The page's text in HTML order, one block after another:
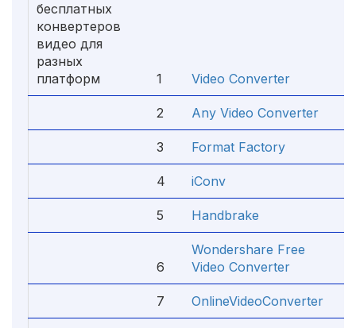
бесплатных
конвертеров
видео для
разных
платформ
1 Video Converter
2 Any Video Converter
3 Format Factory
4 iConv
5 Handbrake
6
Wondershare Free
Video Converter
7 OnlineVideoConverter